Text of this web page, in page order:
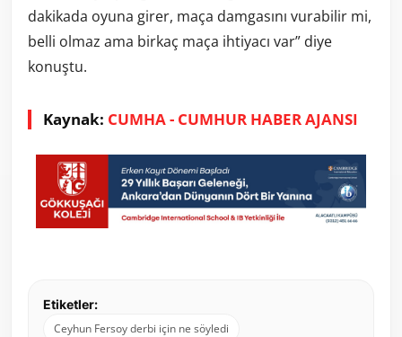
dakikada oyuna girer, maça damgasını vurabilir mi,
belli olmaz ama birkaç maça ihtiyacı var” diye
konuştu.
Kaynak: CUMHA - CUMHUR HABER AJANSI
Etiketler:
Ceyhun Fersoy derbi için ne söyledi